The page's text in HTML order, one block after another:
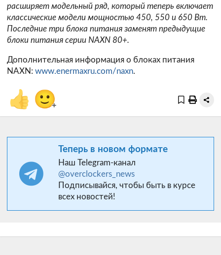
расширяет модельный ряд, который теперь включает
классические модели мощностью 450, 550 и 650 Вт.
Последние три блока питания заменят предыдущие
блоки питания серии NAXN 80+.
Дополнительная информация о блоках питания
NAXN: www.enermaxru.com/naxn.
👍 🙂+
Теперь в новом формате
Наш Telegram-канал
@overclockers_news
Подписывайся, чтобы быть в курсе
всех новостей!